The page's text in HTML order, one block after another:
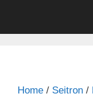
Home / Seitron /